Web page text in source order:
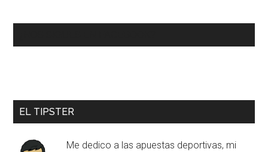
EL TIPSTER
Me dedico a las apuestas deportivas, mi